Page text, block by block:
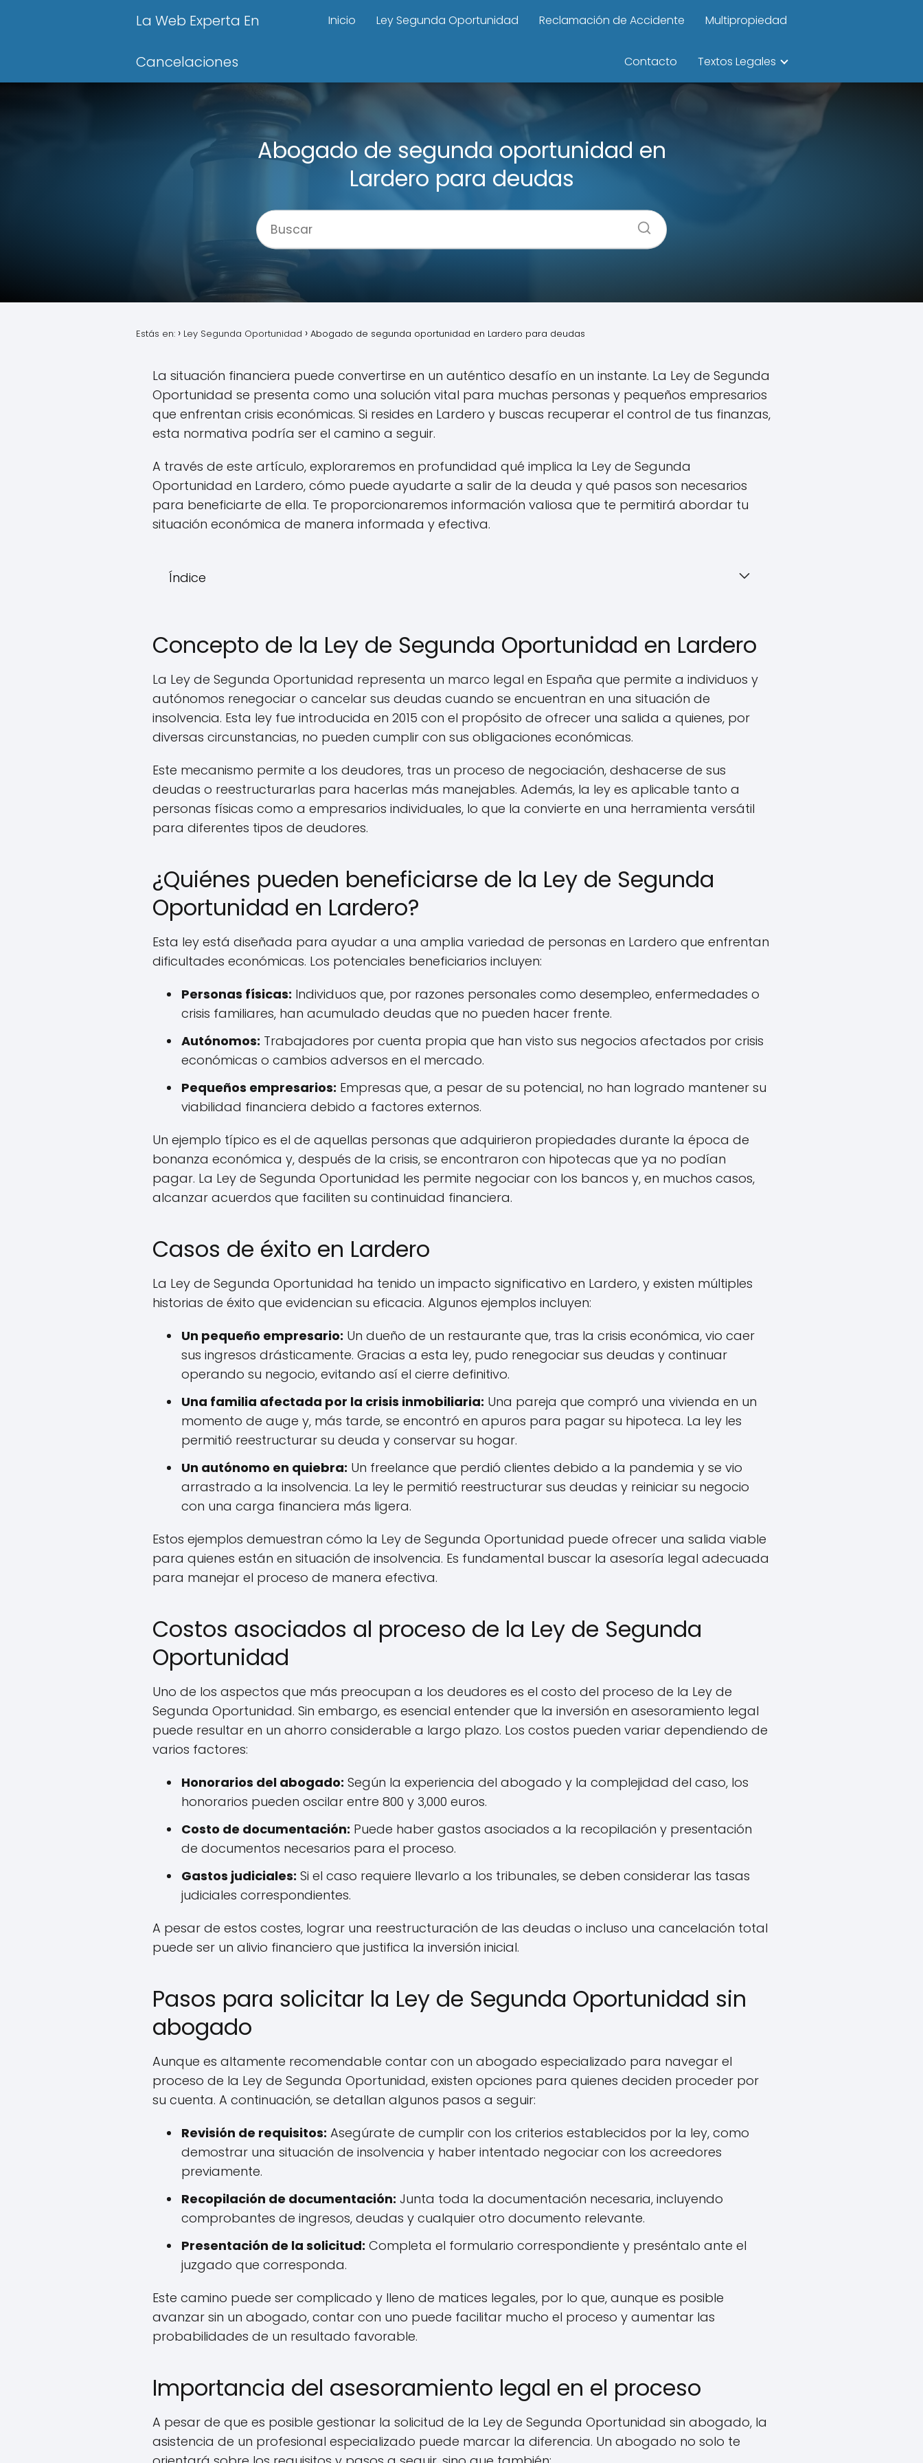
La Web Experta En
Cancelaciones
Inicio Ley Segunda Oportunidad Reclamación de Accidente Multipropiedad
Contacto Textos Legales
Abogado de segunda oportunidad en
Lardero para deudas
Estás en: Ley Segunda Oportunidad Abogado de segunda oportunidad en Lardero para deudas
La situación financiera puede convertirse en un auténtico desafío en un instante. La Ley de Segunda
Oportunidad se presenta como una solución vital para muchas personas y pequeños empresarios
que enfrentan crisis económicas. Si resides en Lardero y buscas recuperar el control de tus finanzas,
esta normativa podría ser el camino a seguir.
A través de este artículo, exploraremos en profundidad qué implica la Ley de Segunda
Oportunidad en Lardero, cómo puede ayudarte a salir de la deuda y qué pasos son necesarios
para beneficiarte de ella. Te proporcionaremos información valiosa que te permitirá abordar tu
situación económica de manera informada y efectiva.
Índice
Concepto de la Ley de Segunda Oportunidad en Lardero
La Ley de Segunda Oportunidad representa un marco legal en España que permite a individuos y
autónomos renegociar o cancelar sus deudas cuando se encuentran en una situación de
insolvencia. Esta ley fue introducida en 2015 con el propósito de ofrecer una salida a quienes, por
diversas circunstancias, no pueden cumplir con sus obligaciones económicas.
Este mecanismo permite a los deudores, tras un proceso de negociación, deshacerse de sus
deudas o reestructurarlas para hacerlas más manejables. Además, la ley es aplicable tanto a
personas físicas como a empresarios individuales, lo que la convierte en una herramienta versátil
para diferentes tipos de deudores.
¿Quiénes pueden beneficiarse de la Ley de Segunda
Oportunidad en Lardero?
Esta ley está diseñada para ayudar a una amplia variedad de personas en Lardero que enfrentan
dificultades económicas. Los potenciales beneficiarios incluyen:
Personas físicas: Individuos que, por razones personales como desempleo, enfermedades o
crisis familiares, han acumulado deudas que no pueden hacer frente.
Autónomos: Trabajadores por cuenta propia que han visto sus negocios afectados por crisis
económicas o cambios adversos en el mercado.
Pequeños empresarios: Empresas que, a pesar de su potencial, no han logrado mantener su
viabilidad financiera debido a factores externos.
Un ejemplo típico es el de aquellas personas que adquirieron propiedades durante la época de
bonanza económica y, después de la crisis, se encontraron con hipotecas que ya no podían
pagar. La Ley de Segunda Oportunidad les permite negociar con los bancos y, en muchos casos,
alcanzar acuerdos que faciliten su continuidad financiera.
Casos de éxito en Lardero
La Ley de Segunda Oportunidad ha tenido un impacto significativo en Lardero, y existen múltiples
historias de éxito que evidencian su eficacia. Algunos ejemplos incluyen:
Un pequeño empresario: Un dueño de un restaurante que, tras la crisis económica, vio caer
sus ingresos drásticamente. Gracias a esta ley, pudo renegociar sus deudas y continuar
operando su negocio, evitando así el cierre definitivo.
Una familia afectada por la crisis inmobiliaria: Una pareja que compró una vivienda en un
momento de auge y, más tarde, se encontró en apuros para pagar su hipoteca. La ley les
permitió reestructurar su deuda y conservar su hogar.
Un autónomo en quiebra: Un freelance que perdió clientes debido a la pandemia y se vio
arrastrado a la insolvencia. La ley le permitió reestructurar sus deudas y reiniciar su negocio
con una carga financiera más ligera.
Estos ejemplos demuestran cómo la Ley de Segunda Oportunidad puede ofrecer una salida viable
para quienes están en situación de insolvencia. Es fundamental buscar la asesoría legal adecuada
para manejar el proceso de manera efectiva.
Costos asociados al proceso de la Ley de Segunda
Oportunidad
Uno de los aspectos que más preocupan a los deudores es el costo del proceso de la Ley de
Segunda Oportunidad. Sin embargo, es esencial entender que la inversión en asesoramiento legal
puede resultar en un ahorro considerable a largo plazo. Los costos pueden variar dependiendo de
varios factores:
Honorarios del abogado: Según la experiencia del abogado y la complejidad del caso, los
honorarios pueden oscilar entre 800 y 3,000 euros.
Costo de documentación: Puede haber gastos asociados a la recopilación y presentación
de documentos necesarios para el proceso.
Gastos judiciales: Si el caso requiere llevarlo a los tribunales, se deben considerar las tasas
judiciales correspondientes.
A pesar de estos costes, lograr una reestructuración de las deudas o incluso una cancelación total
puede ser un alivio financiero que justifica la inversión inicial.
Pasos para solicitar la Ley de Segunda Oportunidad sin
abogado
Aunque es altamente recomendable contar con un abogado especializado para navegar el
proceso de la Ley de Segunda Oportunidad, existen opciones para quienes deciden proceder por
su cuenta. A continuación, se detallan algunos pasos a seguir:
Revisión de requisitos: Asegúrate de cumplir con los criterios establecidos por la ley, como
demostrar una situación de insolvencia y haber intentado negociar con los acreedores
previamente.
Recopilación de documentación: Junta toda la documentación necesaria, incluyendo
comprobantes de ingresos, deudas y cualquier otro documento relevante.
Presentación de la solicitud: Completa el formulario correspondiente y preséntalo ante el
juzgado que corresponda.
Este camino puede ser complicado y lleno de matices legales, por lo que, aunque es posible
avanzar sin un abogado, contar con uno puede facilitar mucho el proceso y aumentar las
probabilidades de un resultado favorable.
Importancia del asesoramiento legal en el proceso
A pesar de que es posible gestionar la solicitud de la Ley de Segunda Oportunidad sin abogado, la
asistencia de un profesional especializado puede marcar la diferencia. Un abogado no solo te